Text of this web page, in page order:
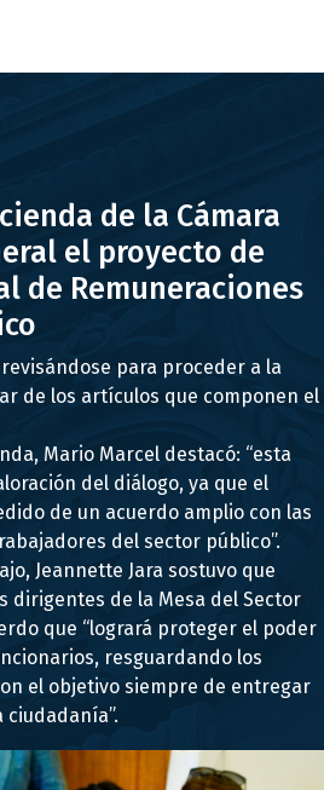
de la Cámara
el proyecto de
de Remuneraciones
para proceder a la
de los artículos que componen el
Mario Marcel destacó: “esta
del diálogo, ya que el
de un acuerdo amplio con las
del sector público”.
Jeannette Jara sostuvo que
dirigentes de la Mesa del Sector
que “logrará proteger el poder
resguardando los
el objetivo siempre de entregar
ciudadanía”.